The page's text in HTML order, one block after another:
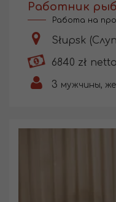
Работник
Работа на
Słupsk
6840 zł netto
3 мужчины,